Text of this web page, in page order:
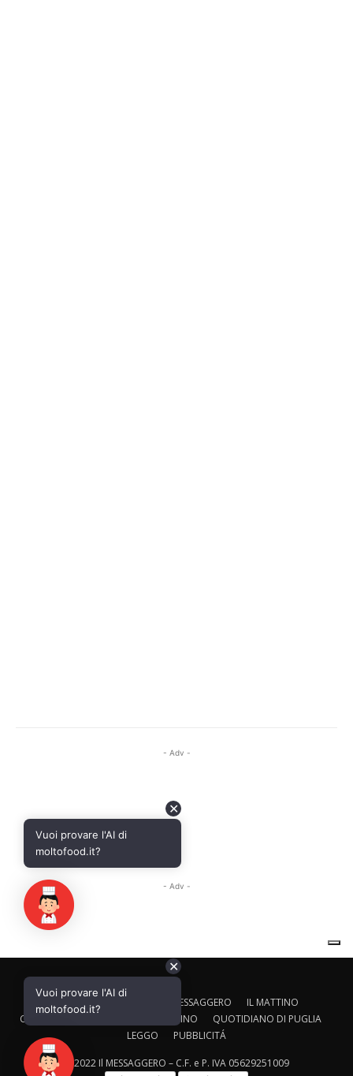
CALTAGIRONE EDITORE IL MESSAGGERO
IL MATTINO
CORRIERE ADRIATICO
IL GAZZETTINO
QUOTIDIANO DI PUGLIA
LEGGO
PUBBLICITÁ
© 2022 Il MESSAGGERO – C.F. e P. IVA 05629251009
✕
Vuoi provare l'AI di
moltofood.it?